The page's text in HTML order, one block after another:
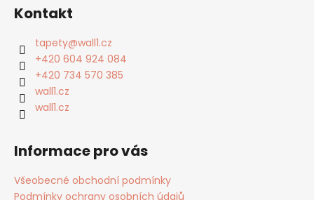
Kontakt
tapety@wall1.cz
+420 604 924 084
+420 734 570 385
wall1.cz
wall1.cz
Informace pro vás
Všeobecné obchodní podmínky
Podmínky ochrany osobních údajů